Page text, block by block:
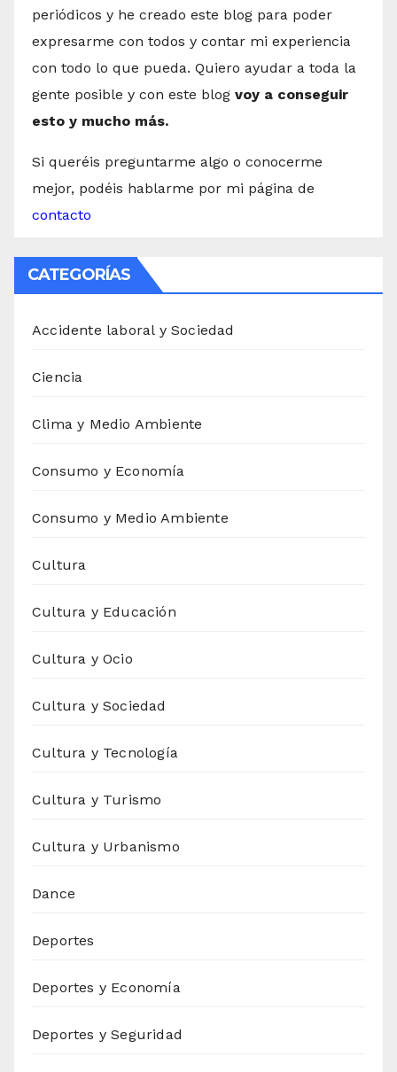
periódicos y he creado este blog para poder
expresarme con todos y contar mi experiencia
con todo lo que pueda. Quiero ayudar a toda la
gente posible y con este blog voy a conseguir
esto y mucho más.
Si queréis preguntarme algo o conocerme
mejor, podéis hablarme por mi página de
contacto
CATEGORÍAS
Accidente laboral y Sociedad
Ciencia
Clima y Medio Ambiente
Consumo y Economía
Consumo y Medio Ambiente
Cultura
Cultura y Educación
Cultura y Ocio
Cultura y Sociedad
Cultura y Tecnología
Cultura y Turismo
Cultura y Urbanismo
Dance
Deportes
Deportes y Economía
Deportes y Seguridad